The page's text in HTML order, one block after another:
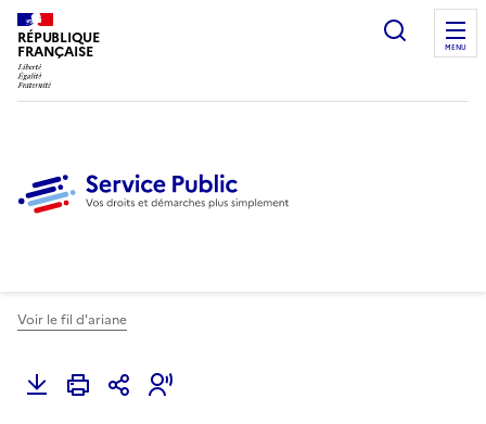
RÉPUBLIQUE
FRANÇAISE
Ouvrir
MENU
Voir le fil d'ariane